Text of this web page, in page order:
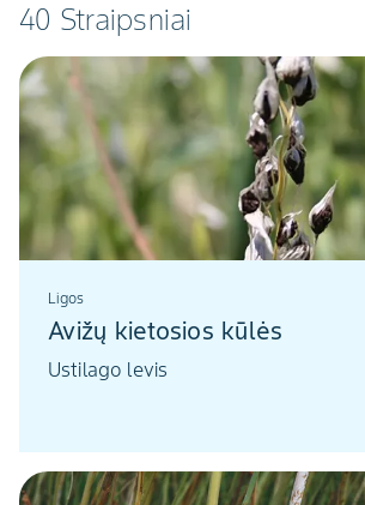
40 Straipsniai
Ligos
Avižų kietosios kūlės
Ustilago levis